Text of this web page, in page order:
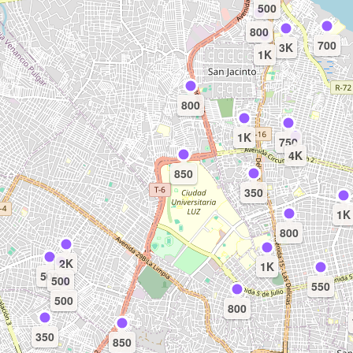
3K
500
800
800
800
2K
1K
1K
550
800
750
500
850
500
1K
350
350
700
1K
850
500
4K